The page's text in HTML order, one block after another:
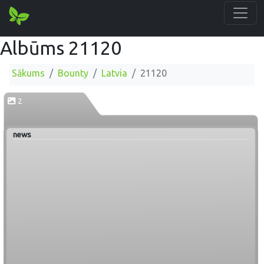
Albūms 21120
Sākums Bounty Latvia 21120
2
news